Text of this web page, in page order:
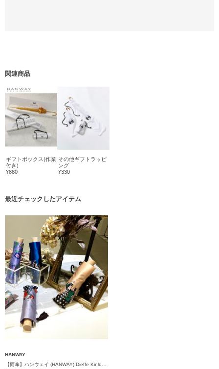
関連商品
ギフトボックス(作業
付き)
¥880
その他ギフトラッピ
ング
¥330
最近チェックしたアイテム
HANWAY